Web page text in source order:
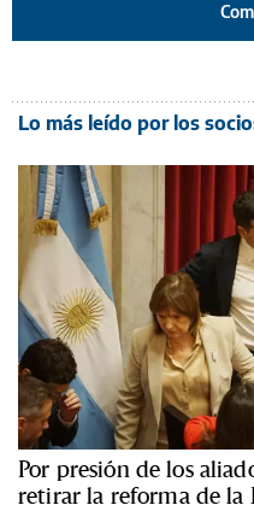
Lo más leído por los
Por presión de los
retirar la reforma de la